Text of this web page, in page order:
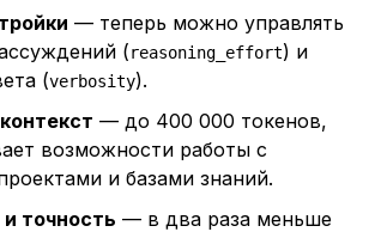
— теперь можно управлять
(reasoning_effort) и
(verbosity).
— до 400 000 токенов,
возможности работы с
и базами знаний.
точность — в два раза меньше